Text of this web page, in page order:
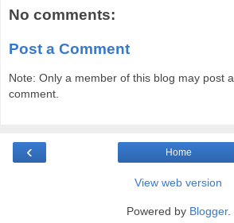
No comments:
Post a Comment
Note: Only a member of this blog may post a
comment.
‹ Home
View web version
Powered by Blogger.